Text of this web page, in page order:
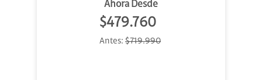
Ahora Desde
$479.760
Antes: $719.990